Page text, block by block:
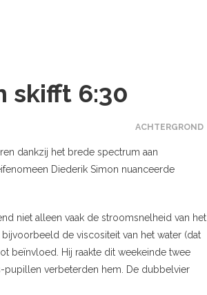
skifft 6:30
ACHTERGROND
dankzij het brede spectrum aan
Diederik Simon nuanceerde
niet alleen vaak de stroomsnelheid van het
de viscositeit van het water (dat
beïnvloed. Hij raakte dit weekeinde twee
verbeterden hem. De dubbelvier